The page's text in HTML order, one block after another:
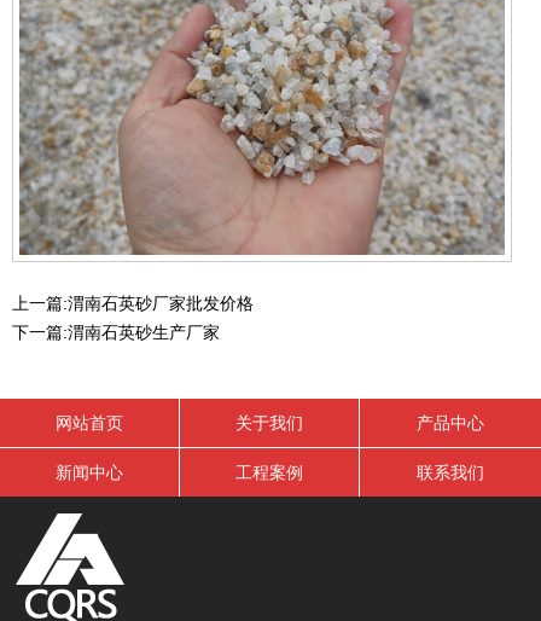
上一篇:渭南石英砂厂家批发价格
下一篇:渭南石英砂生产厂家
网站首页 关于我们 产品中心
新闻中心 工程案例 联系我们